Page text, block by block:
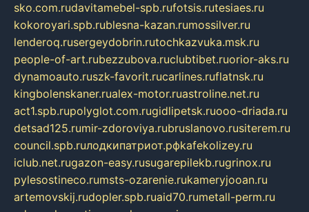
sko.com.rudavitamebel-spb.rufotsis.rutesiaes.ru
kokoroyari.spb.rublesna-kazan.rumossilver.ru
lenderoq.rusergeydobrin.rutochkazvuka.msk.ru
people-of-art.rubezzubova.ruclubtibet.ruorior-aks.ru
dynamoauto.ruszk-favorit.rucarlines.ruflatnsk.ru
kingbolenskaner.rualex-motor.ruastroline.net.ru
act1.spb.rupolyglot.com.rugidlipetsk.ruooo-driada.ru
detsad125.rumir-zdoroviya.rubruslanovo.rusiterem.ru
council.spb.ruлодкипатриот.рфkafekolizey.ru
iclub.net.rugazon-easy.rusugarepilekb.rugrinox.ru
pylesostineco.rumsts-ozarenie.rukameryjooan.ru
artemovskij.rudopler.spb.ruaid70.rumetall-perm.ru